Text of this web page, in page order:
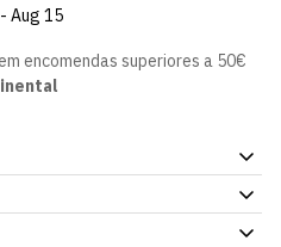
Aug 15
encomendas superiores a 50€
simples, para o dia a dia. Fácil
roupa. Envio para Portugal e